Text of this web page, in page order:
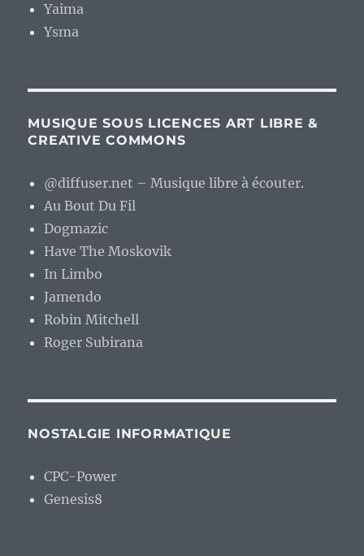
Yaima
Ysma
MUSIQUE SOUS LICENCES ART LIBRE &
CREATIVE COMMONS
@diffuser.net – Musique libre à écouter.
Au Bout Du Fil
Dogmazic
Have The Moskovik
In Limbo
Jamendo
Robin Mitchell
Roger Subirana
NOSTALGIE INFORMATIQUE
CPC-Power
Genesis8